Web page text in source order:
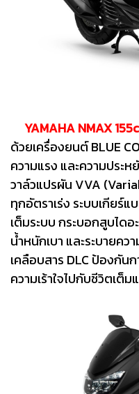
YAMAHA NMAX
ด้วยเครื่องยนต์ BLUE
ความแรง และความประ
วาล์วแปรผัน VVA
ทุกอัตราเร่ง ระบบเกียร์
เต็มระบบ กระบอกสูบได
น้ำหนักเบา และระบายค
เคลือบสาร DLC ป้องกั
ความเร้าใจไปกับชีวิตเต็